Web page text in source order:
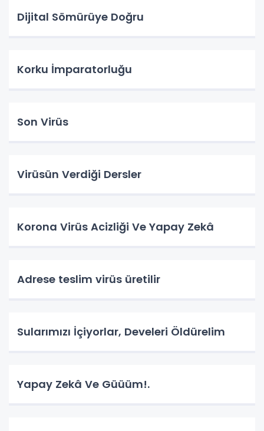
Dijital Sömürüye Doğru
Korku İmparatorluğu
Son Virüs
Virüsün Verdiği Dersler
Korona Virüs Acizliği Ve Yapay Zekâ
Adrese teslim virüs üretilir
Sularımızı İçiyorlar, Develeri Öldürelim
Yapay Zekâ Ve Güüüm!.